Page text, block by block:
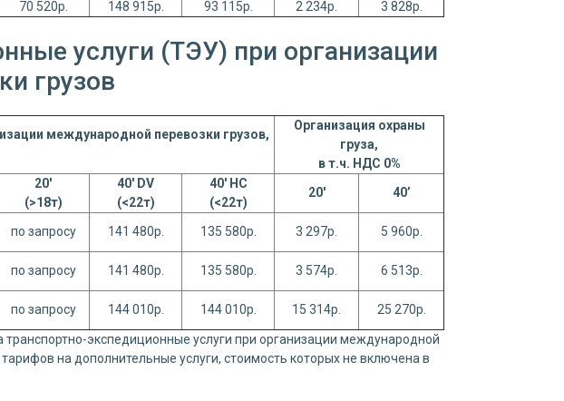
70 520р. 148 915р. 93 115р. 2 234р. 3 828р.
услуги (ТЭУ) при организации
грузов
международной перевозки грузов,
Организация охраны
груза,
в т.ч. НДС 0%
20'
(>18т)
40' DV
(<22т)
40' HC
(<22т)
20' 40’
по запросу 141 480р. 135 580р. 3 297р. 5 960р.
по запросу 141 480р. 135 580р. 3 574р. 6 513р.
по запросу 144 010р. 144 010р. 15 314р. 25 270р.
экспедиционные услуги при организации международной
на дополнительные услуги, стоимость которых не включена в